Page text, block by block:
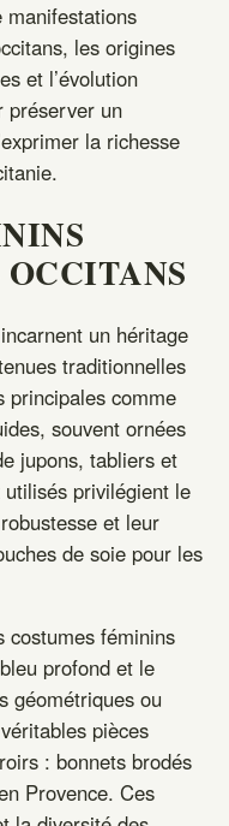
manifestations
les origines
et l’évolution
préserver un
la richesse
incarnent un héritage
traditionnelles
principales comme
souvent ornées
jupons, tabliers et
privilégient le
et leur
de soie pour les
costumes féminins
profond et le
géométriques ou
pièces
: bonnets brodés
Provence. Ces